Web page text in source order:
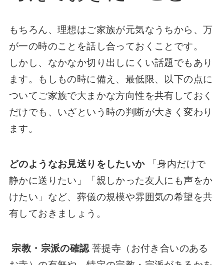
もちろん、理想はご家族が元気なうちから、万
が一の時のことを話し合っておくことです。
しかし、なかなか切り出しにくい話題でもあり
ます。もしもの時に備え、最低限、以下の点に
ついてご家族で大まかな方向性を共有しておく
だけでも、いざという時の判断が大きく変わり
ます。
どのようなお見送りをしたいか「身内だけで
静かに送りたい」「親しかった友人にも声をか
けたい」など、葬儀の規模や雰囲気の希望を共
有しておきましょう。
宗教・宗派の確認菩提寺（お付き合いのある